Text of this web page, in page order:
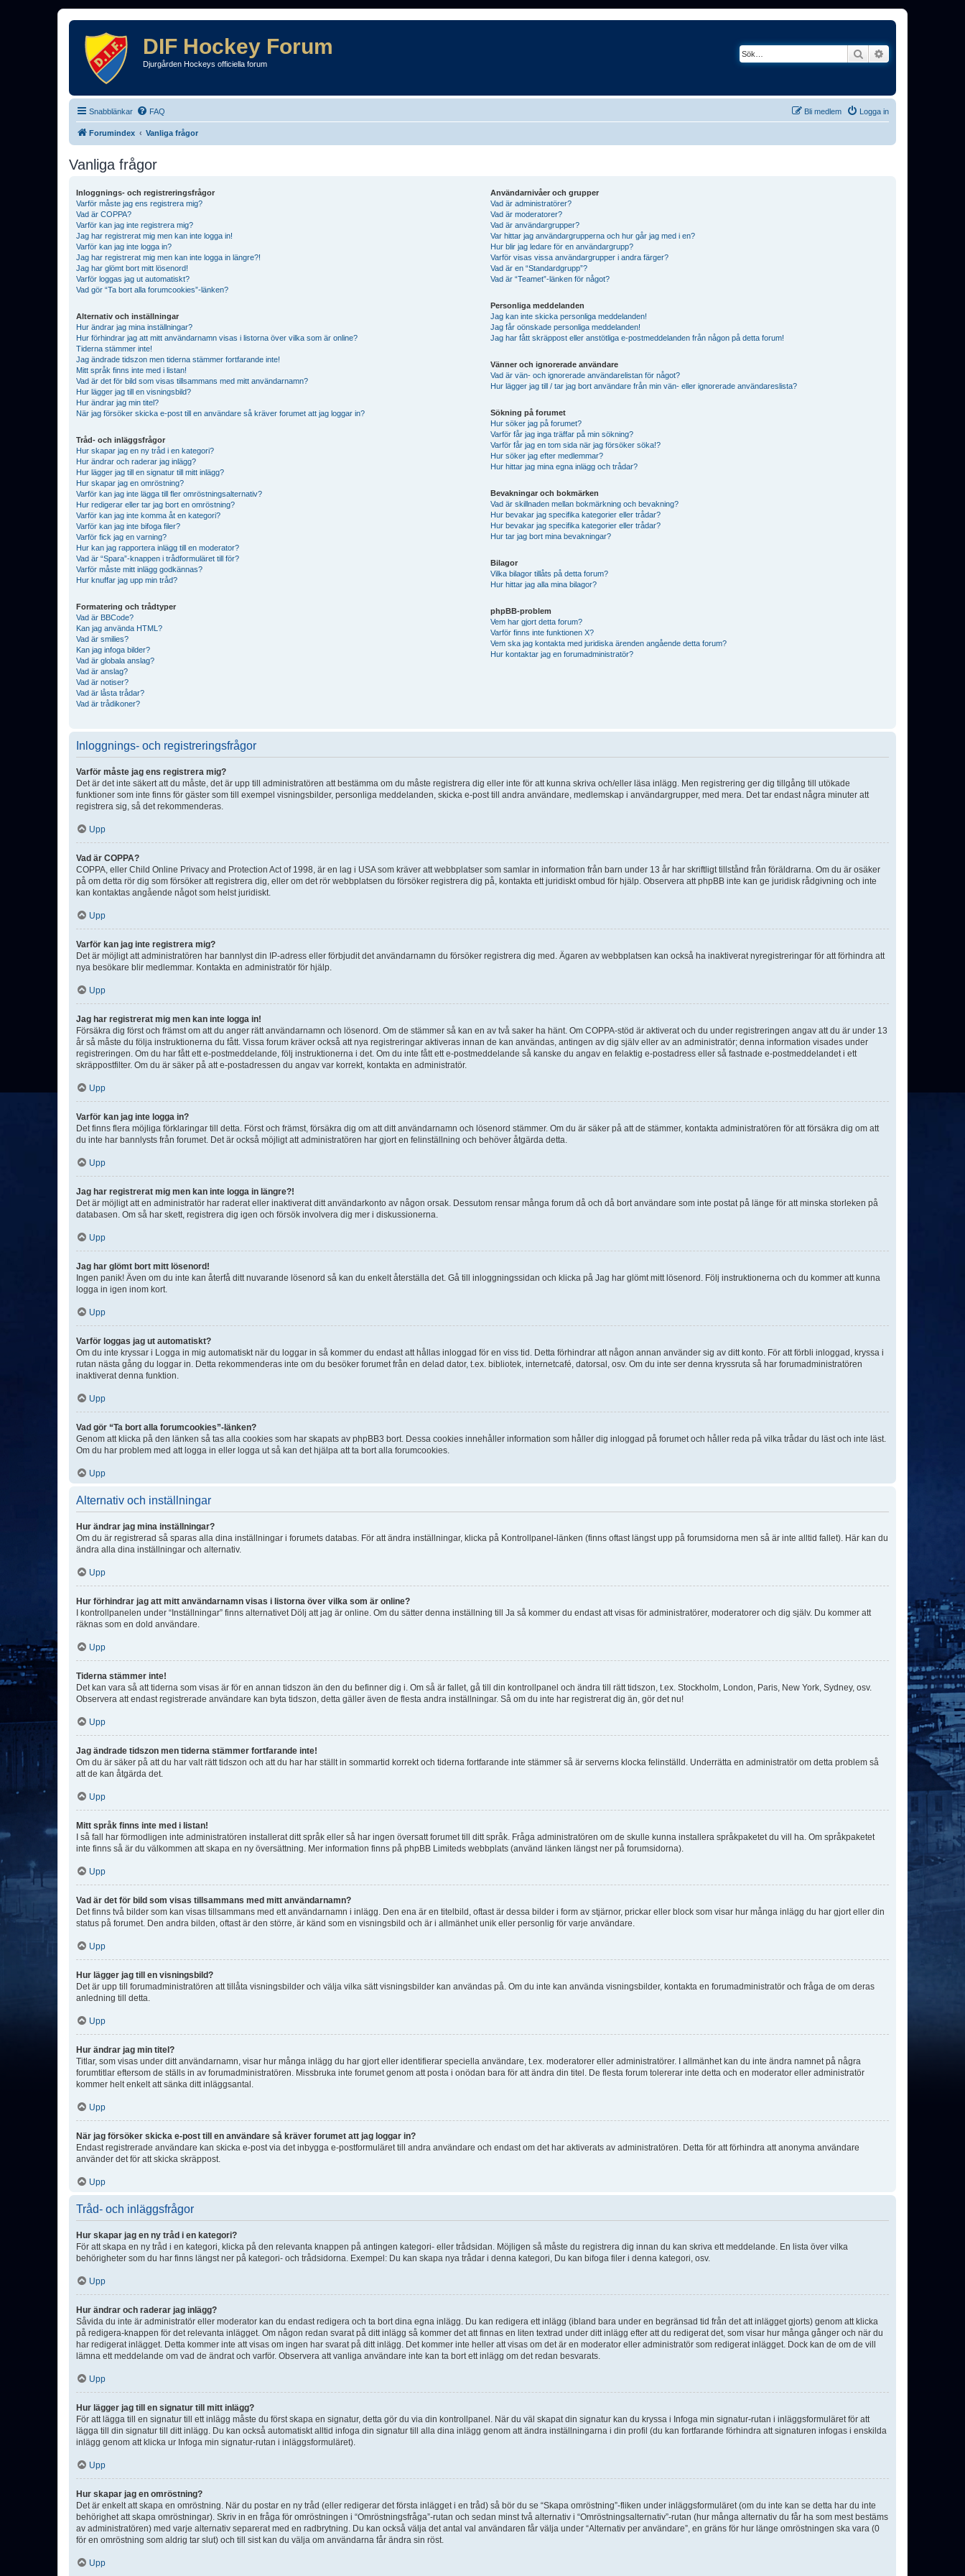
DIF Hockey Forum
Djurgården Hockeys officiella forum
Sök
Snabblänkar FAQ Logga in
Bli medlem
Forumindex Vanliga frågor
Vanliga frågor
Inloggnings- och registreringsfrågor
Varför måste jag ens registrera mig?
Vad är COPPA?
Varför kan jag inte registrera mig?
Jag har registrerat mig men kan inte logga in!
Varför kan jag inte logga in?
Jag har registrerat mig men kan inte logga in längre?!
Jag har glömt bort mitt lösenord!
Varför loggas jag ut automatiskt?
Vad gör “Ta bort alla forumcookies”-länken?
Alternativ och inställningar
Hur ändrar jag mina inställningar?
Hur förhindrar jag att mitt användarnamn visas i listorna över vilka som är online?
Tiderna stämmer inte!
Jag ändrade tidszon men tiderna stämmer fortfarande inte!
Mitt språk finns inte med i listan!
Vad är det för bild som visas tillsammans med mitt användarnamn?
Hur lägger jag till en visningsbild?
Hur ändrar jag min titel?
När jag försöker skicka e-post till en användare så kräver forumet att jag loggar in?
Tråd- och inläggsfrågor
Hur skapar jag en ny tråd i en kategori?
Hur ändrar och raderar jag inlägg?
Hur lägger jag till en signatur till mitt inlägg?
Hur skapar jag en omröstning?
Varför kan jag inte lägga till fler omröstningsalternativ?
Hur redigerar eller tar jag bort en omröstning?
Varför kan jag inte komma åt en kategori?
Varför kan jag inte bifoga filer?
Varför fick jag en varning?
Hur kan jag rapportera inlägg till en moderator?
Vad är “Spara”-knappen i trådformuläret till för?
Varför måste mitt inlägg godkännas?
Hur knuffar jag upp min tråd?
Formatering och trådtyper
Vad är BBCode?
Kan jag använda HTML?
Vad är smilies?
Kan jag infoga bilder?
Vad är globala anslag?
Vad är anslag?
Vad är notiser?
Vad är låsta trådar?
Vad är trådikoner?
Användarnivåer och grupper
Vad är administratörer?
Vad är moderatorer?
Vad är användargrupper?
Var hittar jag användargrupperna och hur går jag med i en?
Hur blir jag ledare för en användargrupp?
Varför visas vissa användargrupper i andra färger?
Vad är en “Standardgrupp”?
Vad är “Teamet”-länken för något?
Personliga meddelanden
Jag kan inte skicka personliga meddelanden!
Jag får oönskade personliga meddelanden!
Jag har fått skräppost eller anstötliga e-postmeddelanden från någon på detta forum!
Vänner och ignorerade användare
Vad är vän- och ignorerade användarelistan för något?
Hur lägger jag till / tar jag bort användare från min vän- eller ignorerade användareslista?
Sökning på forumet
Hur söker jag på forumet?
Varför får jag inga träffar på min sökning?
Varför får jag en tom sida när jag försöker söka!?
Hur söker jag efter medlemmar?
Hur hittar jag mina egna inlägg och trådar?
Bevakningar och bokmärken
Vad är skillnaden mellan bokmärkning och bevakning?
Hur bevakar jag specifika kategorier eller trådar?
Hur bevakar jag specifika kategorier eller trådar?
Hur tar jag bort mina bevakningar?
Bilagor
Vilka bilagor tillåts på detta forum?
Hur hittar jag alla mina bilagor?
phpBB-problem
Vem har gjort detta forum?
Varför finns inte funktionen X?
Vem ska jag kontakta med juridiska ärenden angående detta forum?
Hur kontaktar jag en forumadministratör?
Inloggnings- och registreringsfrågor
Varför måste jag ens registrera mig?
Det är det inte säkert att du måste, det är upp till administratören att bestämma om du måste registrera dig eller inte för att kunna skriva och/eller läsa inlägg. Men registrering ger dig tillgång till utökade
funktioner som inte finns för gäster som till exempel visningsbilder, personliga meddelanden, skicka e-post till andra användare, medlemskap i användargrupper, med mera. Det tar endast några minuter att
registrera sig, så det rekommenderas.
Upp
Vad är COPPA?
COPPA, eller Child Online Privacy and Protection Act of 1998, är en lag i USA som kräver att webbplatser som samlar in information från barn under 13 år har skriftligt tillstånd från föräldrarna. Om du är osäker
på om detta rör dig som försöker att registrera dig, eller om det rör webbplatsen du försöker registrera dig på, kontakta ett juridiskt ombud för hjälp. Observera att phpBB inte kan ge juridisk rådgivning och inte
kan kontaktas angående något som helst juridiskt.
Upp
Varför kan jag inte registrera mig?
Det är möjligt att administratören har bannlyst din IP-adress eller förbjudit det användarnamn du försöker registrera dig med. Ägaren av webbplatsen kan också ha inaktiverat nyregistreringar för att förhindra att
nya besökare blir medlemmar. Kontakta en administratör för hjälp.
Upp
Jag har registrerat mig men kan inte logga in!
Försäkra dig först och främst om att du anger rätt användarnamn och lösenord. Om de stämmer så kan en av två saker ha hänt. Om COPPA-stöd är aktiverat och du under registreringen angav att du är under 13
år så måste du följa instruktionerna du fått. Vissa forum kräver också att nya registreringar aktiveras innan de kan användas, antingen av dig själv eller av an administratör; denna information visades under
registreringen. Om du har fått ett e-postmeddelande, följ instruktionerna i det. Om du inte fått ett e-postmeddelande så kanske du angav en felaktig e-postadress eller så fastnade e-postmeddelandet i ett
skräppostfilter. Om du är säker på att e-postadressen du angav var korrekt, kontakta en administratör.
Upp
Varför kan jag inte logga in?
Det finns flera möjliga förklaringar till detta. Först och främst, försäkra dig om att ditt användarnamn och lösenord stämmer. Om du är säker på att de stämmer, kontakta administratören för att försäkra dig om att
du inte har bannlysts från forumet. Det är också möjligt att administratören har gjort en felinställning och behöver åtgärda detta.
Upp
Jag har registrerat mig men kan inte logga in längre?!
Det är möjligt att en administratör har raderat eller inaktiverat ditt användarkonto av någon orsak. Dessutom rensar många forum då och då bort användare som inte postat på länge för att minska storleken på
databasen. Om så har skett, registrera dig igen och försök involvera dig mer i diskussionerna.
Upp
Jag har glömt bort mitt lösenord!
Ingen panik! Även om du inte kan återfå ditt nuvarande lösenord så kan du enkelt återställa det. Gå till inloggningssidan och klicka på Jag har glömt mitt lösenord. Följ instruktionerna och du kommer att kunna
logga in igen inom kort.
Upp
Varför loggas jag ut automatiskt?
Om du inte kryssar i Logga in mig automatiskt när du loggar in så kommer du endast att hållas inloggad för en viss tid. Detta förhindrar att någon annan använder sig av ditt konto. För att förbli inloggad, kryssa i
rutan nästa gång du loggar in. Detta rekommenderas inte om du besöker forumet från en delad dator, t.ex. bibliotek, internetcafé, datorsal, osv. Om du inte ser denna kryssruta så har forumadministratören
inaktiverat denna funktion.
Upp
Vad gör “Ta bort alla forumcookies”-länken?
Genom att klicka på den länken så tas alla cookies som har skapats av phpBB3 bort. Dessa cookies innehåller information som håller dig inloggad på forumet och håller reda på vilka trådar du läst och inte läst.
Om du har problem med att logga in eller logga ut så kan det hjälpa att ta bort alla forumcookies.
Upp
Alternativ och inställningar
Hur ändrar jag mina inställningar?
Om du är registrerad så sparas alla dina inställningar i forumets databas. För att ändra inställningar, klicka på Kontrollpanel-länken (finns oftast längst upp på forumsidorna men så är inte alltid fallet). Här kan du
ändra alla dina inställningar och alternativ.
Upp
Hur förhindrar jag att mitt användarnamn visas i listorna över vilka som är online?
I kontrollpanelen under “Inställningar” finns alternativet Dölj att jag är online. Om du sätter denna inställning till Ja så kommer du endast att visas för administratörer, moderatorer och dig själv. Du kommer att
räknas som en dold användare.
Upp
Tiderna stämmer inte!
Det kan vara så att tiderna som visas är för en annan tidszon än den du befinner dig i. Om så är fallet, gå till din kontrollpanel och ändra till rätt tidszon, t.ex. Stockholm, London, Paris, New York, Sydney, osv.
Observera att endast registrerade användare kan byta tidszon, detta gäller även de flesta andra inställningar. Så om du inte har registrerat dig än, gör det nu!
Upp
Jag ändrade tidszon men tiderna stämmer fortfarande inte!
Om du är säker på att du har valt rätt tidszon och att du har har ställt in sommartid korrekt och tiderna fortfarande inte stämmer så är serverns klocka felinställd. Underrätta en administratör om detta problem så
att de kan åtgärda det.
Upp
Mitt språk finns inte med i listan!
I så fall har förmodligen inte administratören installerat ditt språk eller så har ingen översatt forumet till ditt språk. Fråga administratören om de skulle kunna installera språkpaketet du vill ha. Om språkpaketet
inte finns så är du välkommen att skapa en ny översättning. Mer information finns på phpBB Limiteds webbplats (använd länken längst ner på forumsidorna).
Upp
Vad är det för bild som visas tillsammans med mitt användarnamn?
Det finns två bilder som kan visas tillsammans med ett användarnamn i inlägg. Den ena är en titelbild, oftast är dessa bilder i form av stjärnor, prickar eller block som visar hur många inlägg du har gjort eller din
status på forumet. Den andra bilden, oftast är den större, är känd som en visningsbild och är i allmänhet unik eller personlig för varje användare.
Upp
Hur lägger jag till en visningsbild?
Det är upp till forumadministratören att tillåta visningsbilder och välja vilka sätt visningsbilder kan användas på. Om du inte kan använda visningsbilder, kontakta en forumadministratör och fråga de om deras
anledning till detta.
Upp
Hur ändrar jag min titel?
Titlar, som visas under ditt användarnamn, visar hur många inlägg du har gjort eller identifierar speciella användare, t.ex. moderatorer eller administratörer. I allmänhet kan du inte ändra namnet på några
forumtitlar eftersom de ställs in av forumadministratören. Missbruka inte forumet genom att posta i onödan bara för att ändra din titel. De flesta forum tolererar inte detta och en moderator eller administratör
kommer helt enkelt att sänka ditt inläggsantal.
Upp
När jag försöker skicka e-post till en användare så kräver forumet att jag loggar in?
Endast registrerade användare kan skicka e-post via det inbygga e-postformuläret till andra användare och endast om det har aktiverats av administratören. Detta för att förhindra att anonyma användare
använder det för att skicka skräppost.
Upp
Tråd- och inläggsfrågor
Hur skapar jag en ny tråd i en kategori?
För att skapa en ny tråd i en kategori, klicka på den relevanta knappen på antingen kategori- eller trådsidan. Möjligen så måste du registrera dig innan du kan skriva ett meddelande. En lista över vilka
behörigheter som du har finns längst ner på kategori- och trådsidorna. Exempel: Du kan skapa nya trådar i denna kategori, Du kan bifoga filer i denna kategori, osv.
Upp
Hur ändrar och raderar jag inlägg?
Såvida du inte är administratör eller moderator kan du endast redigera och ta bort dina egna inlägg. Du kan redigera ett inlägg (ibland bara under en begränsad tid från det att inlägget gjorts) genom att klicka
på redigera-knappen för det relevanta inlägget. Om någon redan svarat på ditt inlägg så kommer det att finnas en liten textrad under ditt inlägg efter att du redigerat det, som visar hur många gånger och när du
har redigerat inlägget. Detta kommer inte att visas om ingen har svarat på ditt inlägg. Det kommer inte heller att visas om det är en moderator eller administratör som redigerat inlägget. Dock kan de om de vill
lämna ett meddelande om vad de ändrat och varför. Observera att vanliga användare inte kan ta bort ett inlägg om det redan besvarats.
Upp
Hur lägger jag till en signatur till mitt inlägg?
För att lägga till en signatur till ett inlägg måste du först skapa en signatur, detta gör du via din kontrollpanel. När du väl skapat din signatur kan du kryssa i Infoga min signatur-rutan i inläggsformuläret för att
lägga till din signatur till ditt inlägg. Du kan också automatiskt alltid infoga din signatur till alla dina inlägg genom att ändra inställningarna i din profil (du kan fortfarande förhindra att signaturen infogas i enskilda
inlägg genom att klicka ur Infoga min signatur-rutan i inläggsformuläret).
Upp
Hur skapar jag en omröstning?
Det är enkelt att skapa en omröstning. När du postar en ny tråd (eller redigerar det första inlägget i en tråd) så bör du se “Skapa omröstning”-fliken under inläggsformuläret (om du inte kan se detta har du inte
behörighet att skapa omröstningar). Skriv in en fråga för omröstningen i “Omröstningsfråga”-rutan och sedan minst två alternativ i “Omröstningsalternativ”-rutan (hur många alternativ du får ha som mest bestäms
av administratören) med varje alternativ separerat med en radbrytning. Du kan också välja det antal val användaren får välja under “Alternativ per användare”, en gräns för hur länge omröstningen ska vara (0
för en omröstning som aldrig tar slut) och till sist kan du välja om användarna får ändra sin röst.
Upp